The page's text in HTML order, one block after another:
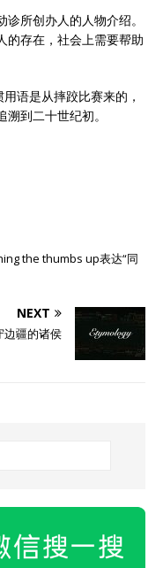
所创办人的人物介绍。
的存在，社会上需要帮助
语是从摔跤比赛来的，
到二十世纪初。
the thumbs up表达“同
NEXT
疆的诸侯